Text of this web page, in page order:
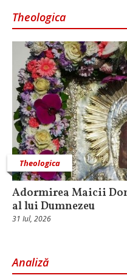
Theologica
Theologica
Adormirea Maicii
al lui Dumnezeu
31 Iul, 2026
Analiză